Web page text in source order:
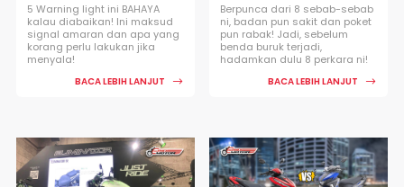
5 Warning light ini BAHAYA
kalau diabaikan! Ini maksud
signal amaran dan apa yang
korang perlu lakukan jika
menyala!
BACA LEBIH LANJUT
Berpunca dari 8 sebab-sebab
ni, badan pun sakit dan poket
pun rabak! Jadi, sebelum
benda buruk terjadi,
hadamkan dulu 8 perkara ni!
BACA LEBIH LANJUT